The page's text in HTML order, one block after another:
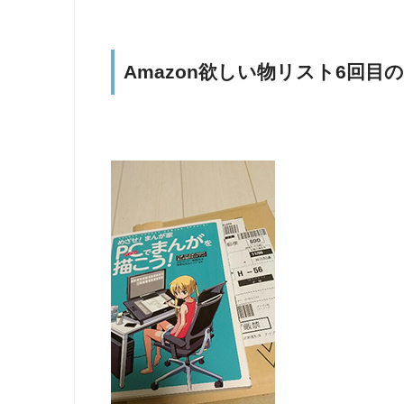
Amazon欲しい物リスト6回目